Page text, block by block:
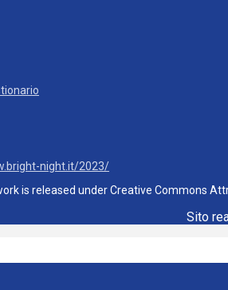
night.it/2023/
is released under Creative Commons
Sito